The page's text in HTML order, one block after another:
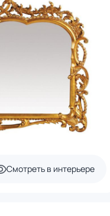
Смотреть в интерьере